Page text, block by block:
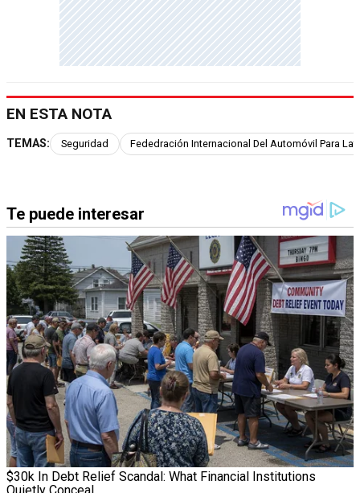
EN ESTA NOTA
TEMAS: Seguridad Fededración Internacional Del Automóvil Para